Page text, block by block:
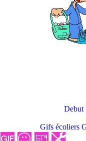
Debut
Gifs écoliers